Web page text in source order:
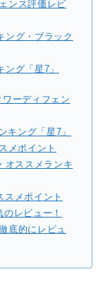
ンス評価レビ
ング・ブラック
グ「星7」
ーディフェン
キング「星7」
メポイント
オススメランキ
メポイント
レビュー！
底的にレビュ